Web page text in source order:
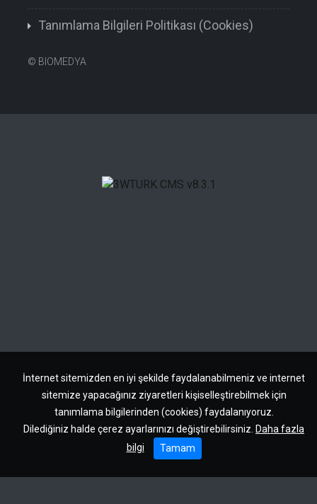
İnternet sitemizden en iyi şekilde faydalanabilmeniz ve internet
sitemize yapacağınız ziyaretleri kişiselleştirebilmek için
tanımlama bilgilerinden (cookies) faydalanıyoruz.
Dilediğiniz halde çerez ayarlarınızı değiştirebilirsiniz. Daha fazla
bilgi
Tamam
Tanımlama Bilgileri Politikası (Cookies)
© BIOMEDYA